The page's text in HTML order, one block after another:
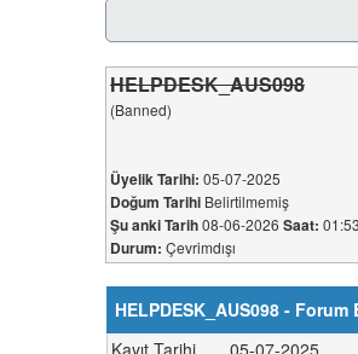
HELPDESK_AUS098
(Banned)
Üyelik Tarihi: 05-07-2025
Doğum Tarihi Belirtilmemiş
Şu anki Tarih08-06-2026 Saat:
Durum: Çevrimdışı
HELPDESK_AUS098 -
Kayıt Tarihi
05-07-2025